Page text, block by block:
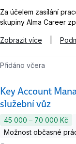
Za účelem zasílání
skupiny Alma Career
Zobrazit více
Key Account
služební vůz
Přidáno včera
45 000 ‍–‍ 70 000 Kč
Možnost občasné